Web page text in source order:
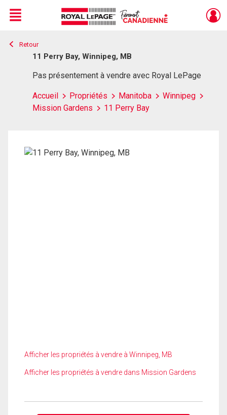
Live
En Direct
Menu
Retour
11 Perry Bay, Winnipeg, MB
Pas présentement à vendre avec Royal LePage
Accueil Propriétés Manitoba
Winnipeg
Mission Gardens
11 Perry Bay
Afficher les propriétés à vendre à Winnipeg, MB
Afficher les propriétés à vendre dans Mission Gardens